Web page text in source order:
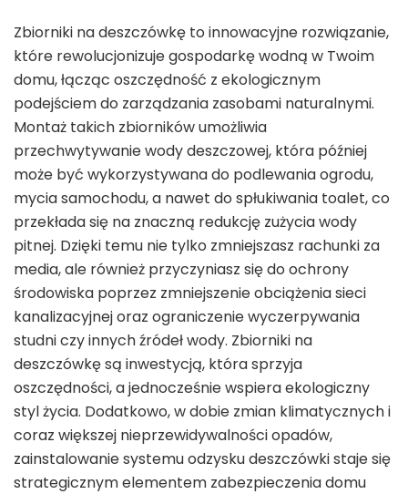
Zbiorniki na deszczówkę to innowacyjne rozwiązanie,
które rewolucjonizuje gospodarkę wodną w Twoim
domu, łącząc oszczędność z ekologicznym
podejściem do zarządzania zasobami naturalnymi.
Montaż takich zbiorników umożliwia
przechwytywanie wody deszczowej, która później
może być wykorzystywana do podlewania ogrodu,
mycia samochodu, a nawet do spłukiwania toalet, co
przekłada się na znaczną redukcję zużycia wody
pitnej. Dzięki temu nie tylko zmniejszasz rachunki za
media, ale również przyczyniasz się do ochrony
środowiska poprzez zmniejszenie obciążenia sieci
kanalizacyjnej oraz ograniczenie wyczerpywania
studni czy innych źródeł wody. Zbiorniki na
deszczówkę są inwestycją, która sprzyja
oszczędności, a jednocześnie wspiera ekologiczny
styl życia. Dodatkowo, w dobie zmian klimatycznych i
coraz większej nieprzewidywalności opadów,
zainstalowanie systemu odzysku deszczówki staje się
strategicznym elementem zabezpieczenia domu